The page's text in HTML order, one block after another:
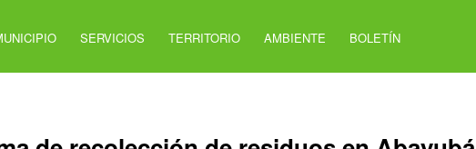
SERVICIOS TERRITORIO AMBIENTE BOLETÍN